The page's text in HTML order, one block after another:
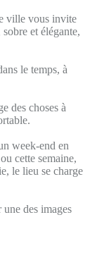
ville vous invite
et élégante,
le temps, à
des choses à
week-end en
cette semaine,
le lieu se charge
des images